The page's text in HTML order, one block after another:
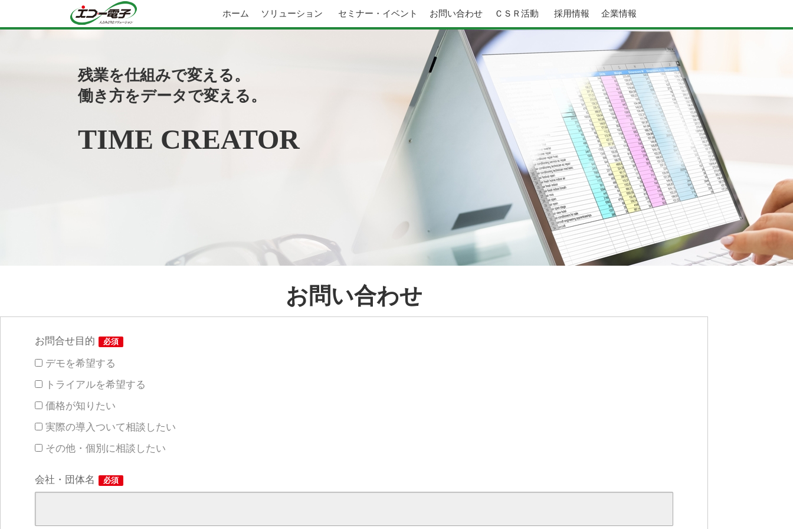
ホーム ソリューション セミナー・イベント お問い合わせ ＣＳＲ活動 採用情報 企業情報
残業を仕組みで変える。
働き方をデータで変える。
TIME CREATOR
お問い合わせ
お問合せ目的 必須
デモを希望する
トライアルを希望する
価格が知りたい
実際の導入ついて相談したい
その他・個別に相談したい
会社・団体名 必須